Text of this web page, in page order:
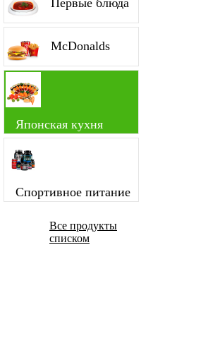
Первые блюда
McDonalds
Японская кухня
Спортивное питание
Все продукты
списком